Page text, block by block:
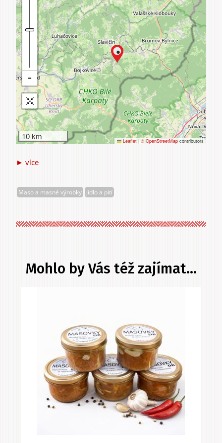
10 km Leaflet | © OpenStreetMap contributors
► více
Ing.
Maso a masné výrobky Jídlo a pití
Mohlo by Vás též zajímat...